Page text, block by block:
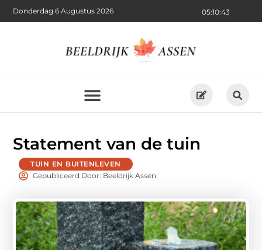
05:10:43
Donderdag 6 Augustus 2026
Statement van de tuin
TUIN EN BUITENLEVEN
Gepubliceerd Door: Beeldrijk Assen